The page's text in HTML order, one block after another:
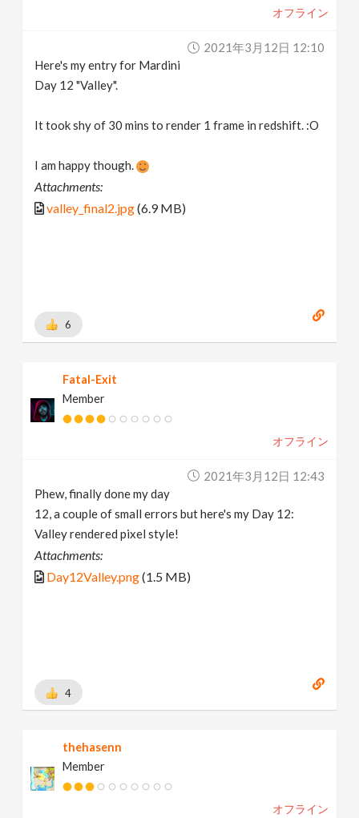
オフライン
2021年3月12日 12:10
Here's my entry for Mardini
Day 12 "Valley".
It took shy of 30 mins to render 1 frame in redshift. :O
I am happy though.
Attachments:
valley_final2.jpg(6.9 MB)
6
Fatal-Exit
Member
オフライン
2021年3月12日 12:43
Phew, finally done my day
12, a couple of small errors but here's my Day 12:
Valley rendered pixel style!
Attachments:
Day12Valley.png(1.5 MB)
4
thehasenn
Member
オフライン